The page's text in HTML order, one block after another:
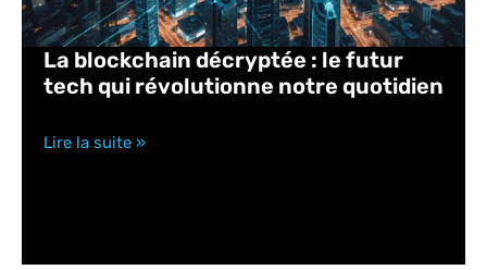
La blockchain décryptée : le futur
tech qui révolutionne notre quotidien
Lire la suite »